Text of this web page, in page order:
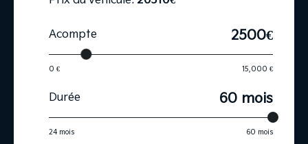
Acompte 2500€
0 € 15,000 €
Durée 60 mois
24 mois 60 mois